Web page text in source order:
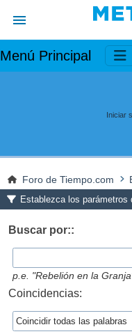
Menú Principal
Iniciar
Foro de Tiempo.com
Establezca los parámetros
Buscar por::
p.e. "Rebelión en la
Coincidencias: